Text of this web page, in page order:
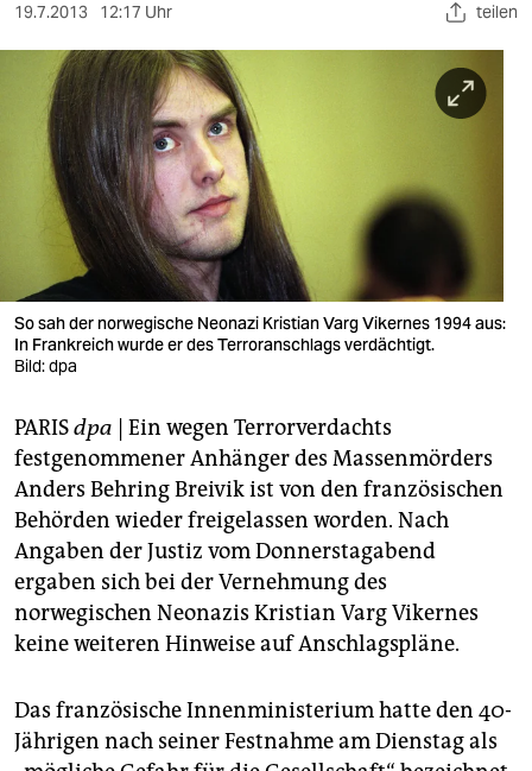
sport
berlin
nord
wahrheit
verlag
verlag
veranstaltungen
fragen & hilfe
unterstützen
abo
genossenschaft
epaper login
19.7.2013 12:17 Uhr teilen
So sah der norwegische Neonazi Kristian Varg Vikernes 1994 aus:
In Frankreich wurde er des Terroranschlags verdächtigt.
Bild: dpa
PARISdpa | Ein wegen Terrorverdachts
festgenommener Anhänger des Massenmörders
Anders Behring Breivik ist von den französischen
Behörden wieder freigelassen worden. Nach
Angaben der Justiz vom Donnerstagabend
ergaben sich bei der Vernehmung des
norwegischen Neonazis Kristian Varg Vikernes
keine weiteren Hinweise auf Anschlagspläne.
Das französische Innenministerium hatte den 40-
Jährigen nach seiner Festnahme am Dienstag als